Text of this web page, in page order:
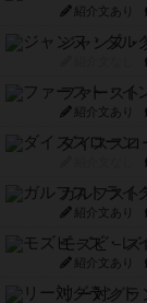
紹介文あり
ジャンヌ・
ファースト
紹介文あり
ダイススロ
ガルフスト
紹介文あり
モズビ－ズ
紹介文あり
リー対グラ